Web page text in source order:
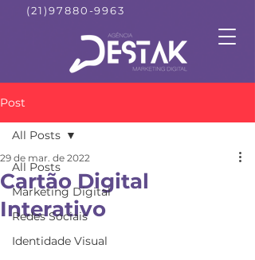
(21)97880-9963
Post
All Posts
Marketing Digital
Redes Sociais
Identidade Visual
All Posts
Cartão Digital
Interativo
29 de mar. de 2022